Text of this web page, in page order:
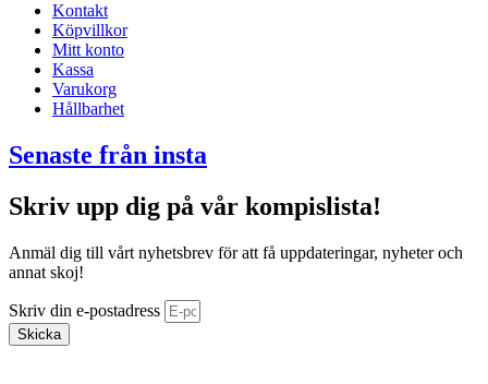
Kontakt
Köpvillkor
Mitt konto
Kassa
Varukorg
Hållbarhet
Senaste från insta
Skriv upp dig på vår kompislista!
Anmäl dig till vårt nyhetsbrev för att få uppdateringar, nyheter och
annat skoj!
Skriv din e-postadress
Skicka